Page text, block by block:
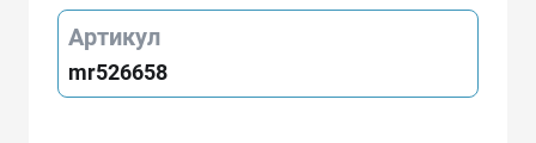
Артикул
mr526658